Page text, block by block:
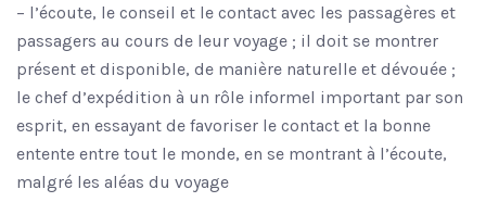
– l’écoute, le conseil et le contact avec les passagères et
passagers au cours de leur voyage ; il doit se montrer
présent et disponible, de manière naturelle et dévouée ;
le chef d’expédition à un rôle informel important par son
esprit, en essayant de favoriser le contact et la bonne
entente entre tout le monde, en se montrant à l’écoute,
malgré les aléas du voyage